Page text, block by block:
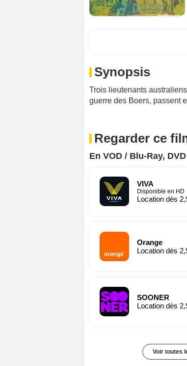
Synopsis
Trois lieutenants
guerre des Boers, passent
Regarder ce
En VOD / Blu-Ray, DVD
VIVA
Disponible en HD
Location dès
Orange
Location dès
SOONER
Location dès
Voir toutes